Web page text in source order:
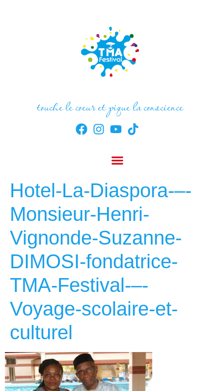
touche le coeur et pique la conscience
Hotel-La-Diaspora-–-
Monsieur-Henri-
Vignonde-Suzanne-
DIMOSI-fondatrice-
TMA-Festival-–-
Voyage-scolaire-et-
culturel